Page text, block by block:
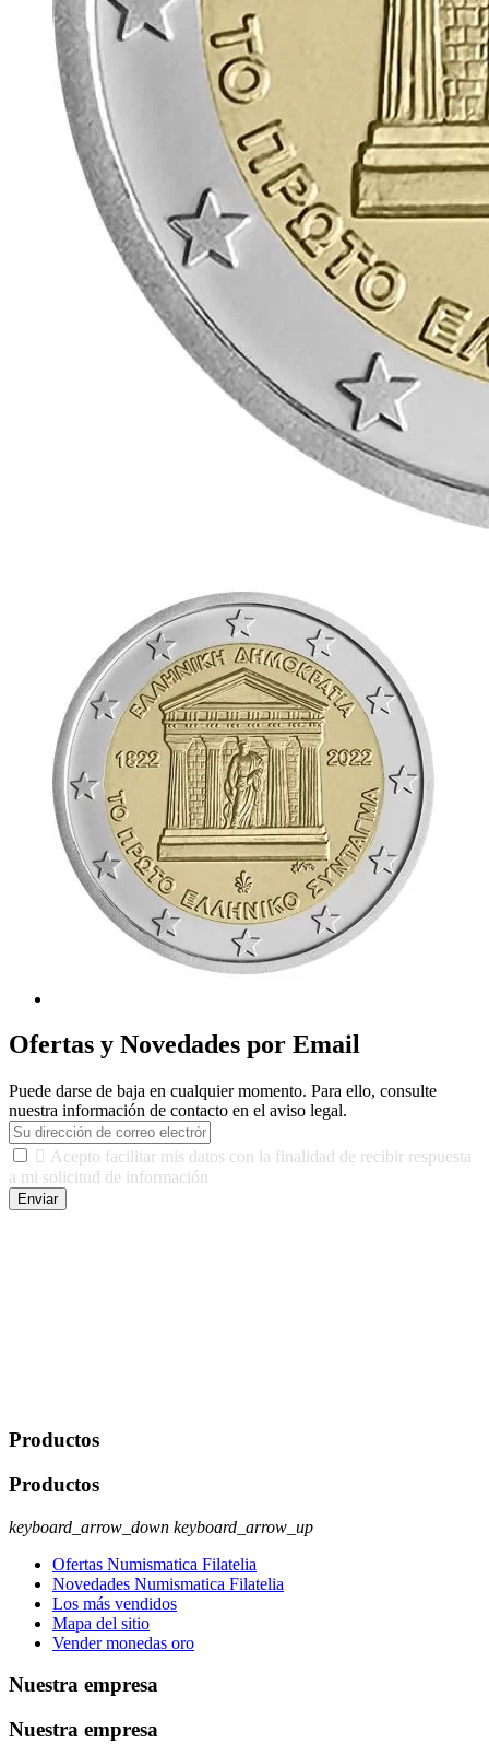
Ofertas y Novedades por Email
Puede darse de baja en cualquier momento. Para ello, consulte
nuestra información de contacto en el aviso legal.
 Acepto facilitar mis datos con la finalidad de recibir respuesta
a mi solicitud de información
Enviar
Productos
Productos
keyboard_arrow_down keyboard_arrow_up
Ofertas Numismatica Filatelia
Novedades Numismatica Filatelia
Los más vendidos
Mapa del sitio
Vender monedas oro
Nuestra empresa
Nuestra empresa